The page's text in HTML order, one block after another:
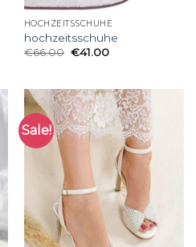
HOCHZEITSSCHUHE
hochzeitsschuhe
€66.00 €41.00
Sale!